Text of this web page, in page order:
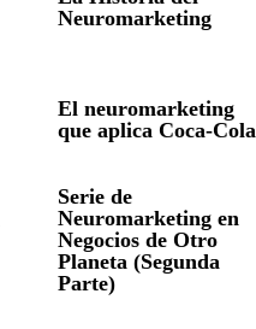
Neuromarketing
El neuromarketing
que aplica Coca-Cola
Serie de
Neuromarketing en
Negocios de Otro
Planeta (Segunda
Parte)